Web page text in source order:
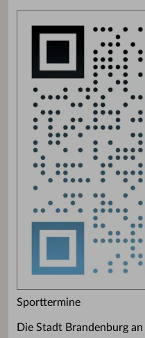
Sporttermine
Die Stadt Brandenburg